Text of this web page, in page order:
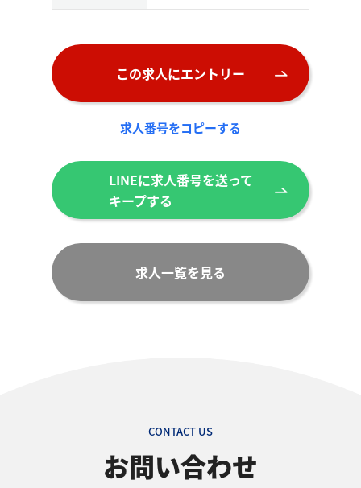
この求人にエントリー
求人一覧を見る
求人番号をコピーする
LINEに求人番号を送って
キープする
CONTACT US
お問い合わせ